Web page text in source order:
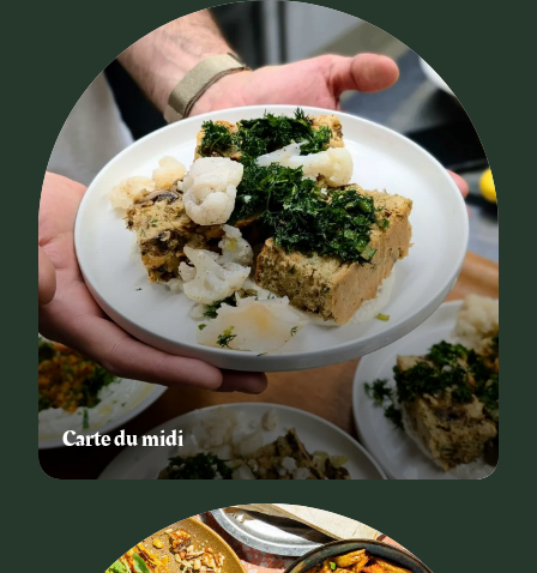
Carte du midi